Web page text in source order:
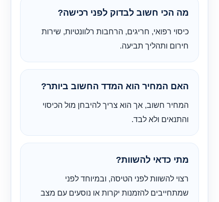
מה הכי חשוב לבדוק לפני רכישה?
כיסוי רפואי, חריגים, הרחבות רלוונטיות, שירות
חירום ותהליך תביעה.
האם המחיר הוא המדד החשוב ביותר?
המחיר חשוב, אך הוא צריך להיבחן מול הכיסוי
והתנאים ולא לבד.
מתי כדאי להשוות?
רצוי להשוות לפני הטיסה, ובמיוחד לפני
שמתחייבים להזמנות יקרות או נוסעים עם מצב